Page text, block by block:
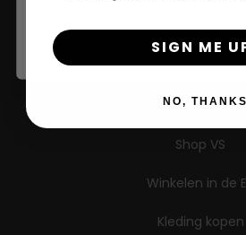
Winkel Op
Shop VS
Winkelen in de
Kleding kopen
SIGN ME
NO, THANKS